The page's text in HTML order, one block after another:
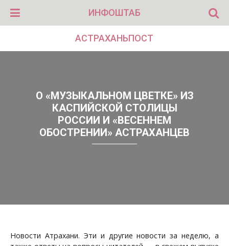
ИНФОШТАБ
АСТРАХАНЬПОСТ
О «МУЗЫКАЛЬНОМ ЦВЕТКЕ» ИЗ
КАСПИЙСКОЙ СТОЛИЦЫ
РОССИИ И «ВЕСЕННЕМ
ОБОСТРЕНИИ» АСТРАХАНЦЕВ
Новости Атрахани. Эти и другие новости за неделю, а